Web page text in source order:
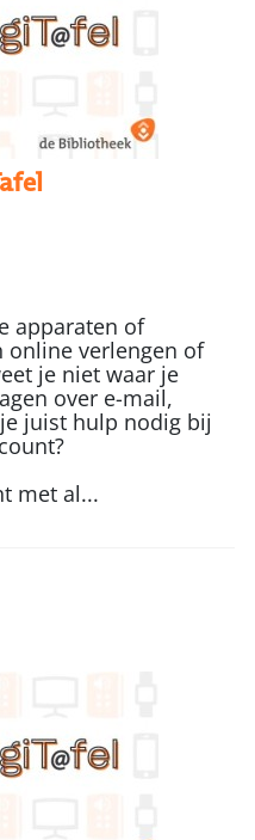
apparaten of
online verlengen of
je niet waar je
over e-mail,
juist hulp nodig bij
met al...